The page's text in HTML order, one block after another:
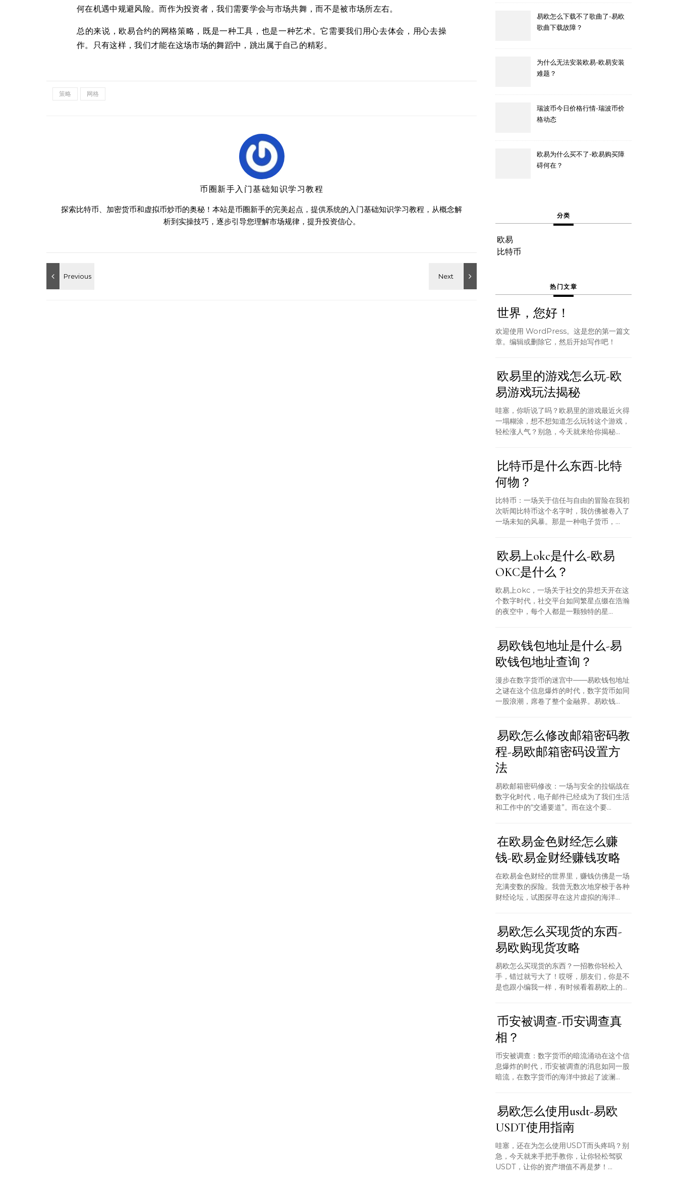
何在机遇中规避风险。而作为投资者，我们需要学会与市场共舞，而不是被市场所左右。
总的来说，欧易合约的网格策略，既是一种工具，也是一种艺术。它需要我们用心去体会，用心去操
作。只有这样，我们才能在这场市场的舞蹈中，跳出属于自己的精彩。
策略 网格
币圈新手入门基础知识学习教程
探索比特币、加密货币和虚拟币炒币的奥秘！本站是币圈新手的完美起点，提供系统的入门基础知识学习教程，从概念解
析到实操技巧，逐步引导您理解市场规律，提升投资信心。
易欧怎么下载不了歌曲了-易欧
歌曲下载故障？
为什么无法安装欧易-欧易安装
难题？
瑞波币今日价格行情-瑞波币价
格动态
欧易为什么买不了-欧易购买障
碍何在？
分类
欧易
比特币
热门文章
世界，您好！
欢迎使用 WordPress。这是您的第一篇文
章。编辑或删除它，然后开始写作吧！
欧易里的游戏怎么玩-欧
易游戏玩法揭秘
哇塞，你听说了吗？欧易里的游戏最近火得
一塌糊涂，想不想知道怎么玩转这个游戏，
轻松涨人气？别急，今天就来给你揭秘...
比特币是什么东西-比特
何物？
比特币：一场关于信任与自由的冒险在我初
次听闻比特币这个名字时，我仿佛被卷入了
一场未知的风暴。那是一种电子货币，...
欧易上okc是什么-欧易
OKC是什么？
欧易上okc，一场关于社交的异想天开在这
个数字时代，社交平台如同繁星点缀在浩瀚
的夜空中，每个人都是一颗独特的星...
易欧钱包地址是什么-易
欧钱包地址查询？
漫步在数字货币的迷宫中——易欧钱包地址
之谜在这个信息爆炸的时代，数字货币如同
一股浪潮，席卷了整个金融界。易欧钱...
易欧怎么修改邮箱密码教
程-易欧邮箱密码设置方
法
易欧邮箱密码修改：一场与安全的拉锯战在
数字化时代，电子邮件已经成为了我们生活
和工作中的“交通要道”。而在这个要...
在欧易金色财经怎么赚
钱-欧易金财经赚钱攻略
在欧易金色财经的世界里，赚钱仿佛是一场
充满变数的探险。我曾无数次地穿梭于各种
财经论坛，试图探寻在这片虚拟的海洋...
易欧怎么买现货的东西-
易欧购现货攻略
易欧怎么买现货的东西？一招教你轻松入
手，错过就亏大了！哎呀，朋友们，你是不
是也跟小编我一样，有时候看着易欧上的...
币安被调查-币安调查真
相？
币安被调查：数字货币的暗流涌动在这个信
息爆炸的时代，币安被调查的消息如同一股
暗流，在数字货币的海洋中掀起了波澜...
易欧怎么使用usdt-易欧
USDT使用指南
哇塞，还在为怎么使用USDT而头疼吗？别
急，今天就来手把手教你，让你轻松驾驭
USDT，让你的资产增值不再是梦！...